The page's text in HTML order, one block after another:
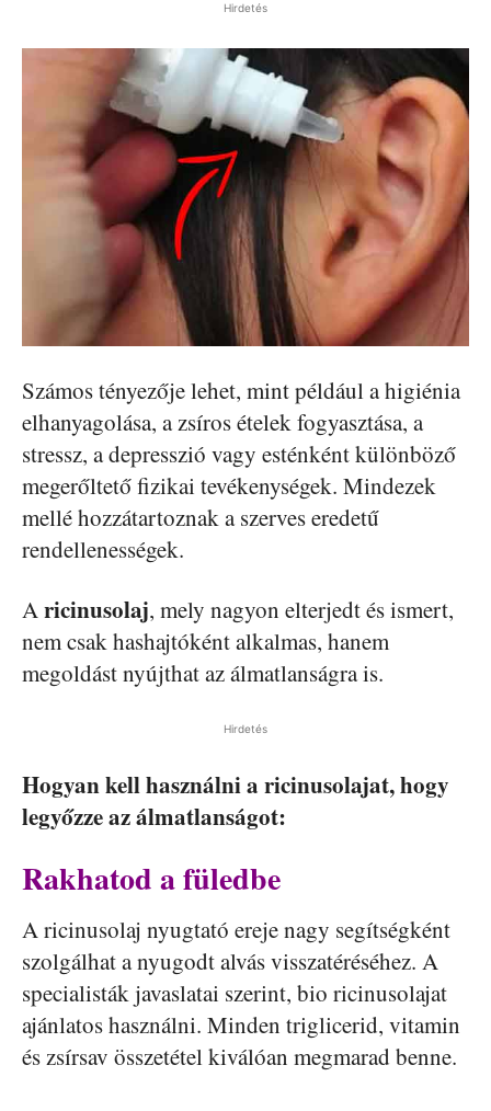
Hirdetés
Számos tényezője lehet, mint például a higiénia
elhanyagolása, a zsíros ételek fogyasztása, a
stressz, a depresszió vagy esténként különböző
megerőltető fizikai tevékenységek. Mindezek
mellé hozzátartoznak a szerves eredetű
rendellenességek.
Aricinusolaj, mely nagyon elterjedt és ismert,
nem csak hashajtóként alkalmas, hanem
megoldást nyújthat az álmatlanságra is.
Hirdetés
Hogyan kell használni a ricinusolajat, hogy
legyőzze az álmatlanságot:
Rakhatod a füledbe
A ricinusolaj nyugtató ereje nagy segítségként
szolgálhat a nyugodt alvás visszatéréséhez. A
specialisták javaslatai szerint, bio ricinusolajat
ajánlatos használni. Minden triglicerid, vitamin
és zsírsav összetétel kiválóan megmarad benne.